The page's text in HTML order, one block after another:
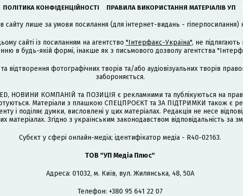
ПОЛІТИКА КОНФІДЕНЦІЙНОСТІ ПРАВИЛА ВИКОРИСТАННЯ МАТЕРІАЛІВ УП
сайту лише за умови посилання (для інтернет-видань - гіперпосилання)
сайті із посиланням на агентство "Інтерфакс-Україна", не
в будь-якій формі, інакше як з письмового дозволу агентства
відтворення фотографічних творів та/або аудіовізуальних творів
забороняється.
НОВИНИ КОМПАНІЙ та ПОЗИЦІЯ є рекламними та публікуються на
Матеріали з плашкою СПЕЦПРОЄКТ та ЗА ПІДТРИМКИ також є
і поділяє думки, висловлені у цих матеріалах. Редакція не несе
Згідно з українським законодавством відповідальність за
Cубєкт у сфері онлайн-медіа; ідентифікатор медіа - R40-02163.
ТОВ "УП Медіа Плюс"
Адреса: 01032, м. Київ, вул. Жилянська, 48, 50А
Телефон: +380 95 641 22 07